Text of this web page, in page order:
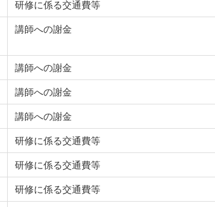
研修に係る交通費等
講師への謝金
講師への謝金
講師への謝金
講師への謝金
研修に係る交通費等
研修に係る交通費等
研修に係る交通費等